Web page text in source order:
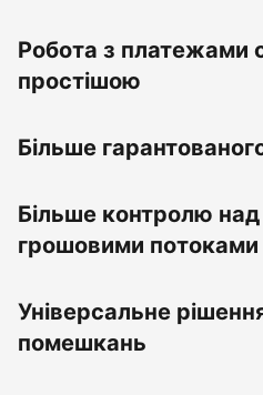
Робота з платежами
простішою
Більше
Більше контролю
грошовими потоками
Універсальне
помешкань